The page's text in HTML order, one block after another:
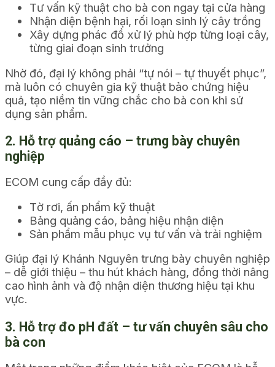
Tư vấn kỹ thuật cho bà con ngay tại cửa hàng
Nhận diện bệnh hại, rối loạn sinh lý cây trồng
Xây dựng phác đồ xử lý phù hợp từng loại cây,
từng giai đoạn sinh trưởng
Nhờ đó, đại lý không phải “tự nói – tự thuyết phục”,
mà luôn có chuyên gia kỹ thuật bảo chứng hiệu
quả, tạo niềm tin vững chắc cho bà con khi sử
dụng sản phẩm.
2. Hỗ trợ quảng cáo – trưng bày chuyên
nghiệp
ECOM cung cấp đầy đủ:
Tờ rơi, ấn phẩm kỹ thuật
Bảng quảng cáo, bảng hiệu nhận diện
Sản phẩm mẫu phục vụ tư vấn và trải nghiệm
Giúp đại lý Khánh Nguyên trưng bày chuyên nghiệp
– dễ giới thiệu – thu hút khách hàng, đồng thời nâng
cao hình ảnh và độ nhận diện thương hiệu tại khu
vực.
3. Hỗ trợ đo pH đất – tư vấn chuyên sâu cho
bà con